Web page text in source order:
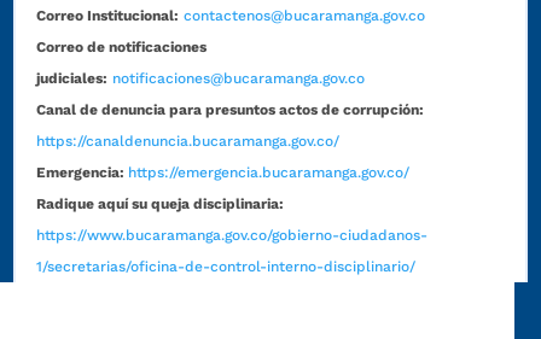
Correo Institucional: contactenos@bucaramanga.gov.co
Correo de notificaciones
judiciales: notificaciones@bucaramanga.gov.co
Canal de denuncia para presuntos actos de corrupción:
https://canaldenuncia.bucaramanga.gov.co/
Emergencia: https://emergencia.bucaramanga.gov.co/
Radique aquí su queja disciplinaria:
https://www.bucaramanga.gov.co/gobierno-ciudadanos-
1/secretarias/oficina-de-control-interno-disciplinario/